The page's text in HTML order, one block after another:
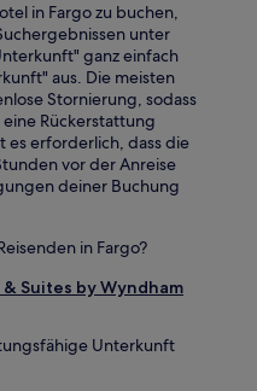
in Fargo zu buchen,
unter
ganz einfach
aus. Die meisten
Stornierung, sodass
Rückerstattung
es erforderlich, dass die
vor der Anreise
deiner Buchung
in Fargo?
Suites by Wyndham
Unterkunft